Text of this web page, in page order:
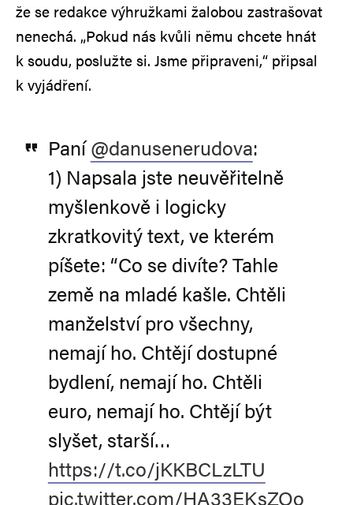
že se redakce výhružkami žalobou zastrašovat
nenechá. „Pokud nás kvůli němu chcete hnát
k soudu, poslužte si. Jsme připraveni,“ připsal
k vyjádření.
Paní@danusenerudova:
1) Napsala jste neuvěřitelně
myšlenkově i logicky
zkratkovitý text, ve kterém
píšete: “Co se divíte? Tahle
země na mladé kašle. Chtěli
manželství pro všechny,
nemají ho. Chtějí dostupné
bydlení, nemají ho. Chtěli
euro, nemají ho. Chtějí být
slyšet, starší…
https://t.co/jKKBCLzLTU
pic.twitter.com/HA33EKsZOo